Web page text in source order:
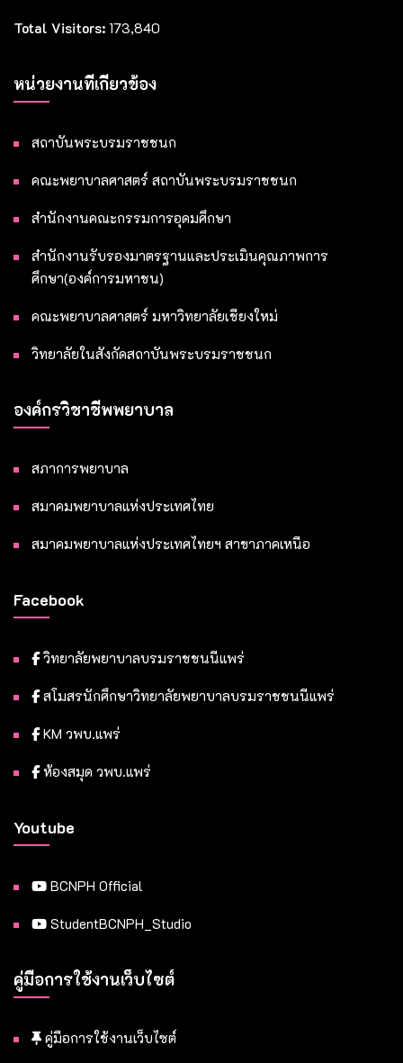
Total Visitors: 173,840
หน่วยงานที่เกี่ยวข้อง
สถาบันพระบรมราชชนก
คณะพยาบาลศาสตร์ สถาบันพระบรมราชชนก
สำนักงานคณะกรรมการอุดมศึกษา
สำนักงานรับรองมาตรฐานและประเมินคุณภาพการ
ศึกษา(องค์การมหาชน)
คณะพยาบาลศาสตร์ มหาวิทยาลัยเชียงใหม่
วิทยาลัยในสังกัดสถาบันพระบรมราชชนก
องค์กรวิชาชีพพยาบาล
สภาการพยาบาล
สมาคมพยาบาลแห่งประเทศไทย
สมาคมพยาบาลแห่งประเทศไทยฯ สาขาภาคเหนือ
Facebook
วิทยาลัยพยาบาลบรมราชชนนีแพร่
สโมสรนักศึกษาวิทยาลัยพยาบาลบรมราชชนนีแพร่
KM วพบ.แพร่
ห้องสมุด วพบ.แพร่
Youtube
BCNPH Official
StudentBCNPH_Studio
คู่มือการใช้งานเว็บไซต์
คู่มือการใช้งานเว็บไซต์